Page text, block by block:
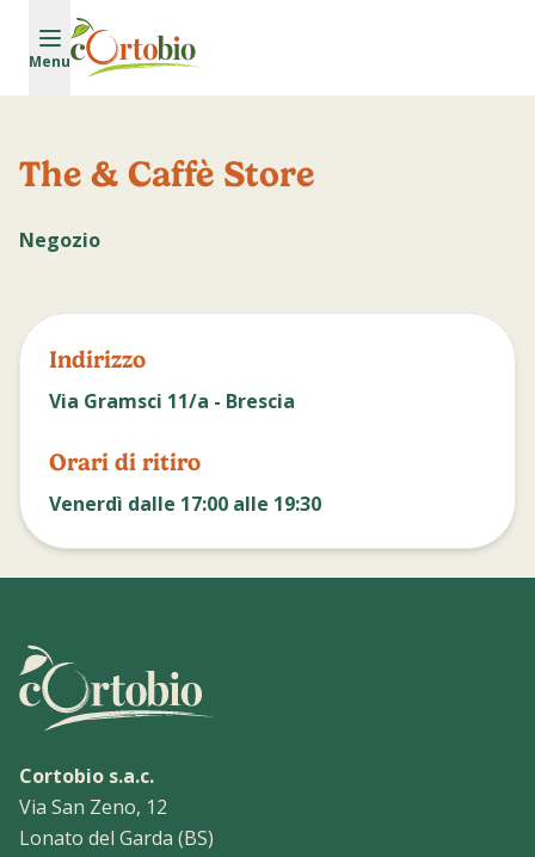
Vai al contenuto principale
Menu
The & Caffè Store
Negozio
Indirizzo
Via Gramsci 11/a - Brescia
Orari di ritiro
Venerdì dalle 17:00 alle 19:30
Cortobio s.a.c.
Via San Zeno, 12
Lonato del Garda (BS)